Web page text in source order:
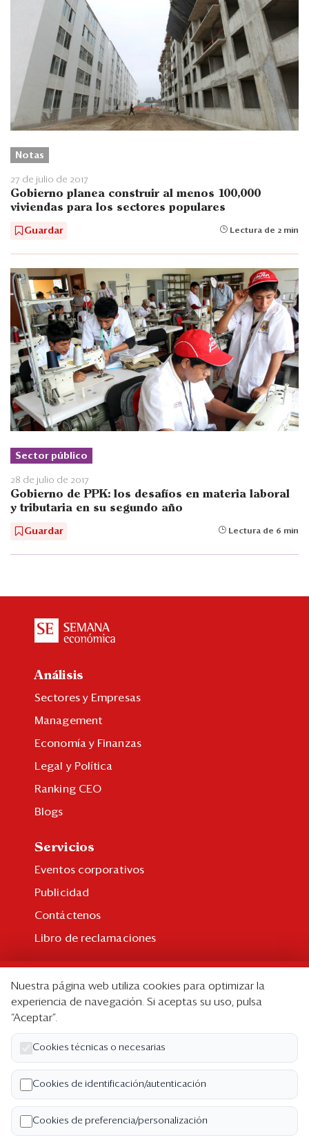
Notas
27 de julio de 2017
Gobierno planea construir al menos 100,000
viviendas para los sectores populares
Guardar Lectura de 2 min
Sector público
28 de julio de 2017
Gobierno de PPK: los desafíos en materia laboral
y tributaria en su segundo año
Guardar Lectura de 6 min
Análisis
Sectores y Empresas
Management
Economía y Finanzas
Legal y Política
Ranking CEO
Blogs
Servicios
Eventos corporativos
Publicidad
Contáctenos
Libro de reclamaciones
Suscripción individual
Paquetes corporativos
Edición Impresa
Nosotros
Quiénes somos
Código de ética
Nuestra página web utiliza cookies para optimizar la
experiencia de navegación. Si aceptas su uso, pulsa
“Aceptar”.
Cookies técnicas o necesarias
Cookies de identificación/autenticación
Cookies de preferencia/personalización